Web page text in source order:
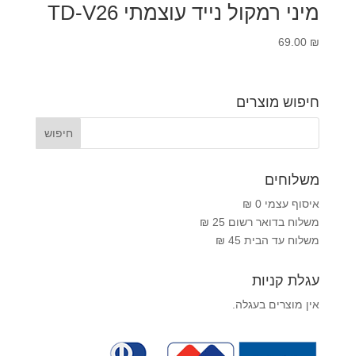
מיני רמקול נייד עוצמתי TD-V26
69.00 ₪
חיפוש מוצרים
משלוחים
איסוף עצמי 0 ₪
משלוח בדואר רשום 25 ₪
משלוח עד הבית 45 ₪
עגלת קניות
אין מוצרים בעגלה.